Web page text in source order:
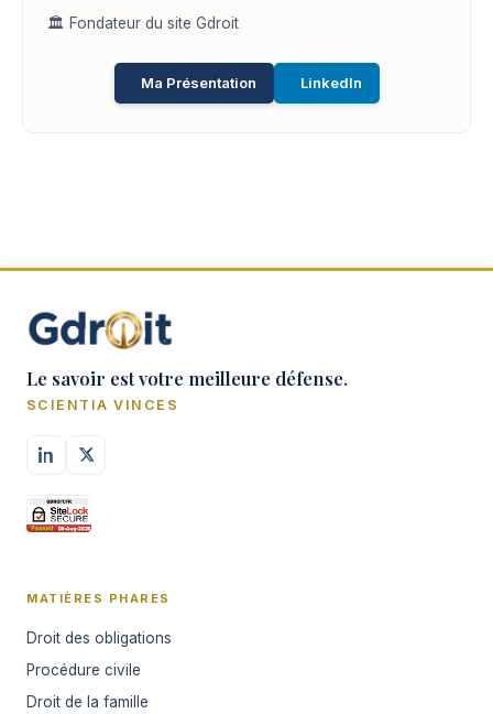
🏛️ Fondateur du site Gdroit
Ma Présentation LinkedIn
Le savoir est votre meilleure défense.
SCIENTIA VINCES
MATIÈRES PHARES
Droit des obligations
Procédure civile
Droit de la famille